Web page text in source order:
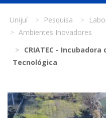
Unijuí Pesquisa
Ambientes Inovadores
CRIATEC -
Tecnológica